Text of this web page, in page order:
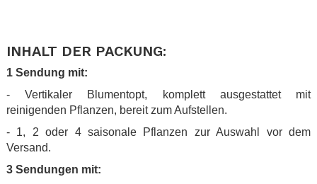
INHALT DER PACKUNG:
1 Sendung mit:
- Vertikaler Blumentopt, komplett ausgestattet mit
reinigenden Pflanzen, bereit zum Aufstellen.
- 1, 2 oder 4 saisonale Pflanzen zur Auswahl vor dem
Versand.
3 Sendungen mit: